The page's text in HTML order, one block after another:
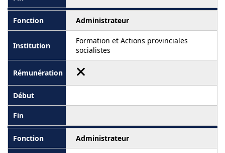
Administrateur
Formation et Actions provinciales
socialistes
Administrateur